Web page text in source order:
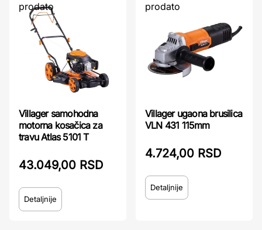
prodato
Villager samohodna
motorna kosačica za
travu Atlas 5101 T
43.049,00 RSD
Detaljnije
prodato
Villager ugaona brusilica
VLN 431 115mm
4.724,00 RSD
Detaljnije